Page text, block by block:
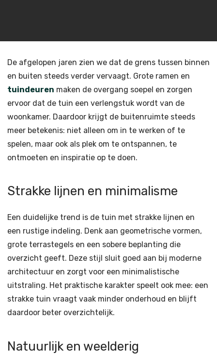
De afgelopen jaren zien we dat de grens tussen binnen
en buiten steeds verder vervaagt. Grote ramen en
tuindeuren maken de overgang soepel en zorgen
ervoor dat de tuin een verlengstuk wordt van de
woonkamer. Daardoor krijgt de buitenruimte steeds
meer betekenis: niet alleen om in te werken of te
spelen, maar ook als plek om te ontspannen, te
ontmoeten en inspiratie op te doen.
Strakke lijnen en minimalisme
Een duidelijke trend is de tuin met strakke lijnen en
een rustige indeling. Denk aan geometrische vormen,
grote terrastegels en een sobere beplanting die
overzicht geeft. Deze stijl sluit goed aan bij moderne
architectuur en zorgt voor een minimalistische
uitstraling. Het praktische karakter speelt ook mee: een
strakke tuin vraagt vaak minder onderhoud en blijft
daardoor beter overzichtelijk.
Natuurlijk en weelderig